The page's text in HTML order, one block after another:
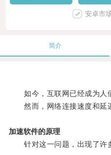
安卓市
简介
如今，互联网已经成为人们
然而，网络连接速度和延迟
加速软件的原理
针对这一问题，出现了许多